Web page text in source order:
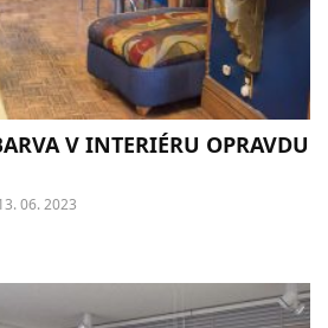
V INTERIÉRU OPRAVDU
06. 2023